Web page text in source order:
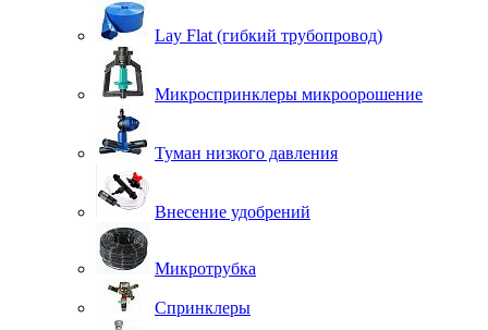
Lay Flat (гибкий трубопровод)
Микроспринклеры микроорошение
Туман низкого давления
Внесение удобрений
Микротрубка
Спринклеры